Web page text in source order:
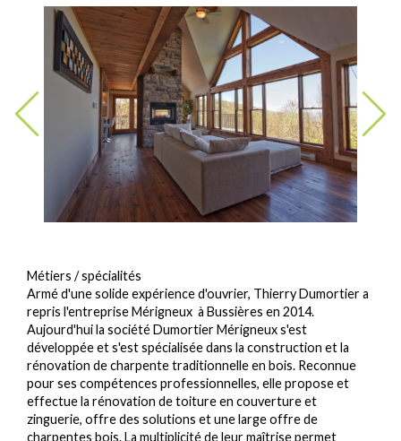
Métiers / spécialités
Armé d'une solide expérience d'ouvrier, Thierry Dumortier a
repris l'entreprise Mérigneux à Bussières en 2014.
Aujourd'hui la société Dumortier Mérigneux s'est
développée et s'est spécialisée dans la construction et la
rénovation de charpente traditionnelle en bois. Reconnue
pour ses compétences professionnelles, elle propose et
effectue la rénovation de toiture en couverture et
zinguerie, offre des solutions et une large offre de
charpentes bois. La multiplicité de leur maîtrise permet